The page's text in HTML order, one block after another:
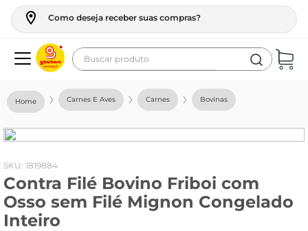
Como deseja receber suas compras?
Buscar produto
Carnes E Aves Carnes Bovinas
: 1819884
Contra Filé Bovino Friboi com
Osso sem Filé Mignon Congelado
Inteiro
geladeira
fogao
café
cerveja